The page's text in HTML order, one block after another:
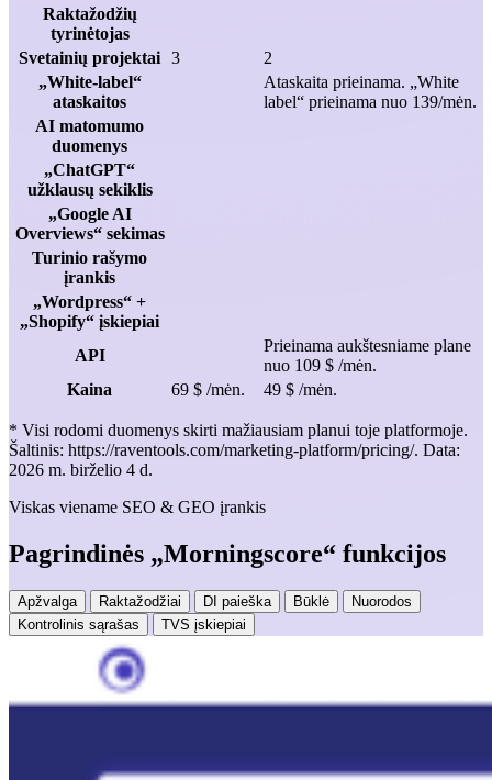
Raktažodžių
tyrinėtojas
Svetainių projektai 3
2
„White-label“
ataskaitos
Ataskaita prieinama. „White
label“ prieinama nuo 139/mėn.
AI matomumo
duomenys
„ChatGPT“
užklausų sekiklis
„Google AI
Overviews“ sekimas
Turinio rašymo
įrankis
„Wordpress“ +
„Shopify“ įskiepiai
API
Prieinama aukštesniame plane
nuo 109 $ /mėn.
Kaina
69 $ /mėn. 49 $ /mėn.
* Visi rodomi duomenys skirti mažiausiam planui toje platformoje.
Šaltinis: https://raventools.com/marketing-platform/pricing/. Data:
2026 m. birželio 4 d.
Viskas viename SEO & GEO įrankis
Pagrindinės „Morningscore“ funkcijos
Apžvalga Raktažodžiai DI paieška Būklė
Nuorodos
Kontrolinis sąrašas
TVS įskiepiai